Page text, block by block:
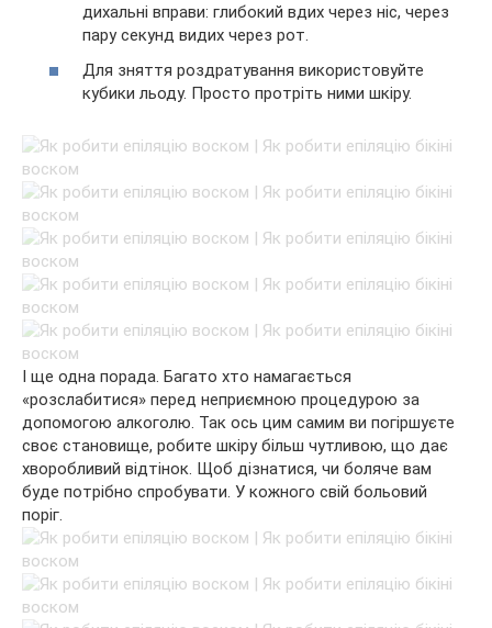
дихальні вправи: глибокий вдих через ніс, через
пару секунд видих через рот.
Для зняття роздратування використовуйте
кубики льоду. Просто протріть ними шкіру.
І ще одна порада. Багато хто намагається
«розслабитися» перед неприємною процедурою за
допомогою алкоголю. Так ось цим самим ви погіршуєте
своє становище, робите шкіру більш чутливою, що дає
хворобливий відтінок. Щоб дізнатися, чи боляче вам
буде потрібно спробувати. У кожного свій больовий
поріг.